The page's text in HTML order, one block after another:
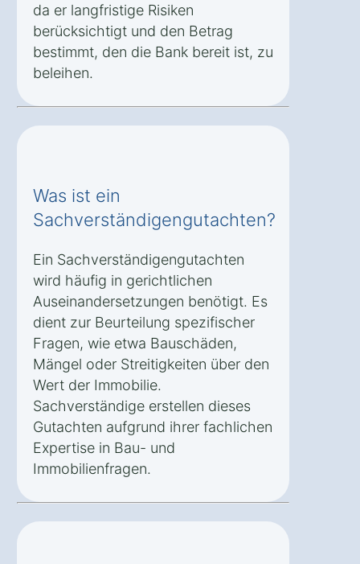
da er langfristige Risiken
berücksichtigt und den Betrag
bestimmt, den die Bank bereit ist, zu
beleihen.
Was ist ein
Sachverständigengutachten?
Ein Sachverständigengutachten
wird häufig in gerichtlichen
Auseinandersetzungen benötigt. Es
dient zur Beurteilung spezifischer
Fragen, wie etwa Bauschäden,
Mängel oder Streitigkeiten über den
Wert der Immobilie.
Sachverständige erstellen dieses
Gutachten aufgrund ihrer fachlichen
Expertise in Bau- und
Immobilienfragen.